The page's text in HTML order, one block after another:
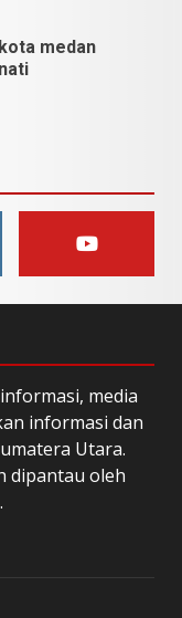
medan
media
informasi dan
Utara.
dipantau oleh